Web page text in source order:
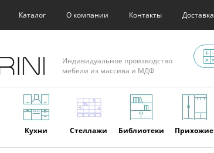
Каталог О компании Контакты Доставка
Индивидуальное производство
мебели из массива и МДФ
Кухни Стеллажи Библиотеки Прихожие